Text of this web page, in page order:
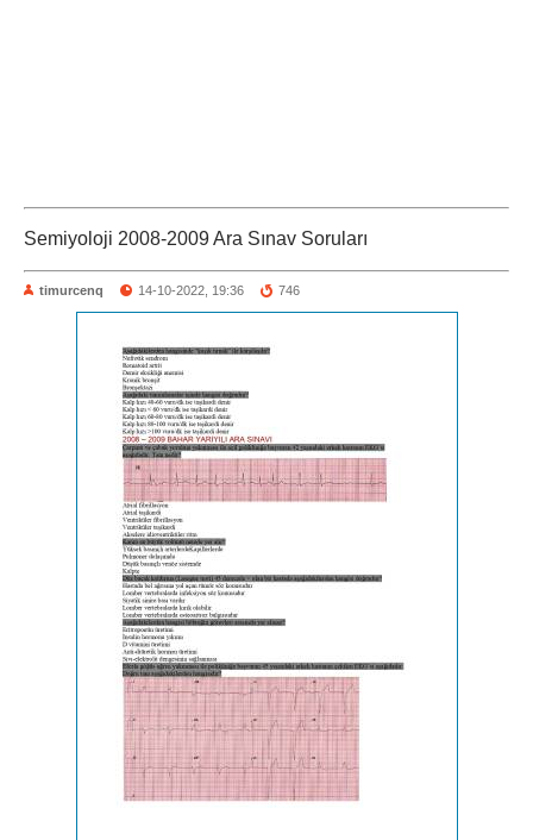
Semiyoloji 2008-2009 Ara Sınav Soruları
timurcenq 14-10-2022, 19:36 746